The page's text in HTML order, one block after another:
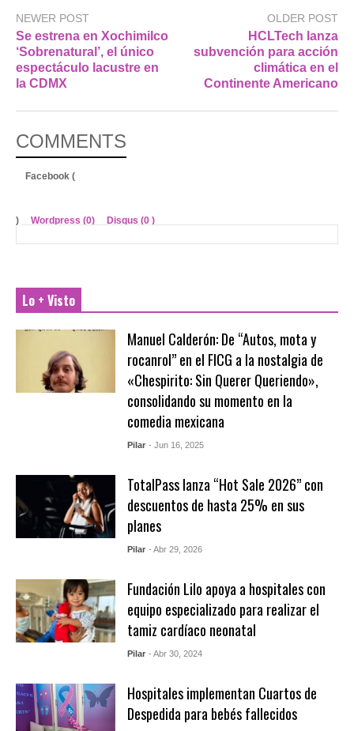
NEWER POST
Se estrena en Xochimilco
‘Sobrenatural’, el único
espectáculo lacustre en
la CDMX
OLDER POST
HCLTech lanza
subvención para acción
climática en el
Continente Americano
COMMENTS
Facebook (
) Wordpress (0) Disqus (0 )
Lo + Visto
Manuel Calderón: De “Autos, mota y
rocanrol” en el FICG a la nostalgia de
«Chespirito: Sin Querer Queriendo»,
consolidando su momento en la
comedia mexicana
Pilar - Jun 16, 2025
TotalPass lanza “Hot Sale 2026” con
descuentos de hasta 25% en sus
planes
Pilar - Abr 29, 2026
Fundación Lilo apoya a hospitales con
equipo especializado para realizar el
tamiz cardíaco neonatal
Pilar - Abr 30, 2024
Hospitales implementan Cuartos de
Despedida para bebés fallecidos